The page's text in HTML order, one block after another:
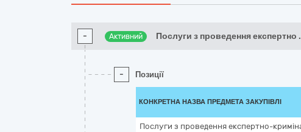
- Активний Послуги з проведення експертно
- Позиції
КОНКРЕТНА НАЗВА ПРЕДМЕТА ЗАКУПІВЛІ
Послуги з проведення експертно-